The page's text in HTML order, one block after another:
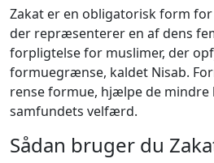
Zakat er en obligatorisk form
der repræsenterer en af dens
forpligtelse for muslimer, der
formuegrænse, kaldet Nisab.
rense formue, hjælpe de mindre
samfundets velfærd.
Sådan bruger du